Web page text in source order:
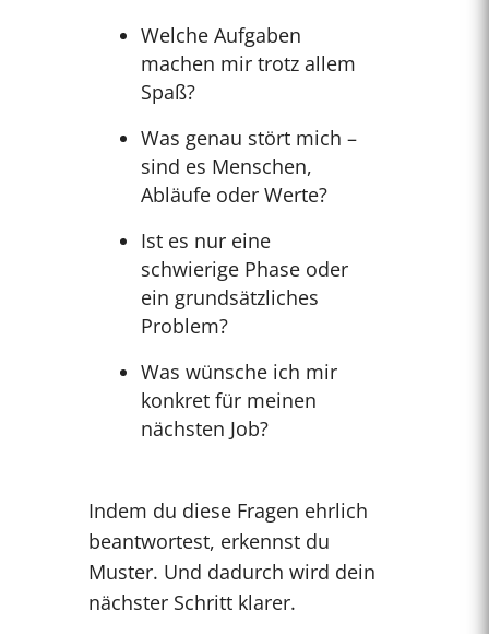
Welche Aufgaben
machen mir trotz allem
Spaß?
Was genau stört mich –
sind es Menschen,
Abläufe oder Werte?
Ist es nur eine
schwierige Phase oder
ein grundsätzliches
Problem?
Was wünsche ich mir
konkret für meinen
nächsten Job?
Indem du diese Fragen ehrlich
beantwortest, erkennst du
Muster. Und dadurch wird dein
nächster Schritt klarer.